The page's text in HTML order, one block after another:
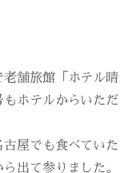
舗旅館「ホテル晴
ホテルからいただ
屋でも食べていた
出て参りました。